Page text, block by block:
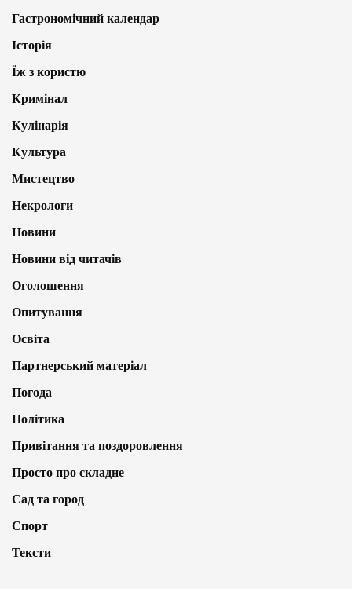
Гастрономічний календар
Історія
Їж з користю
Кримінал
Кулінарія
Культура
Мистецтво
Некрологи
Новини
Новини від читачів
Оголошення
Опитування
Освіта
Партнерський матеріал
Погода
Політика
Привітання та поздоровлення
Просто про складне
Сад та город
Спорт
Тексти